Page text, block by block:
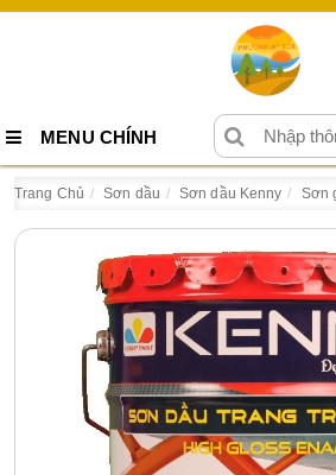
MENU CHÍNH
Trang Chủ Sơn dầu Sơn dầu Kenny Sơn